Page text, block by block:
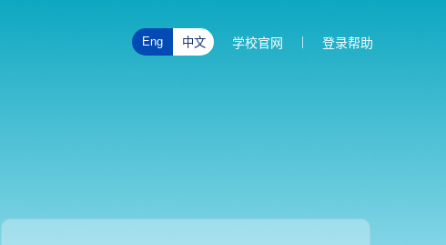
Eng 中文 学校官网 | 登录帮助